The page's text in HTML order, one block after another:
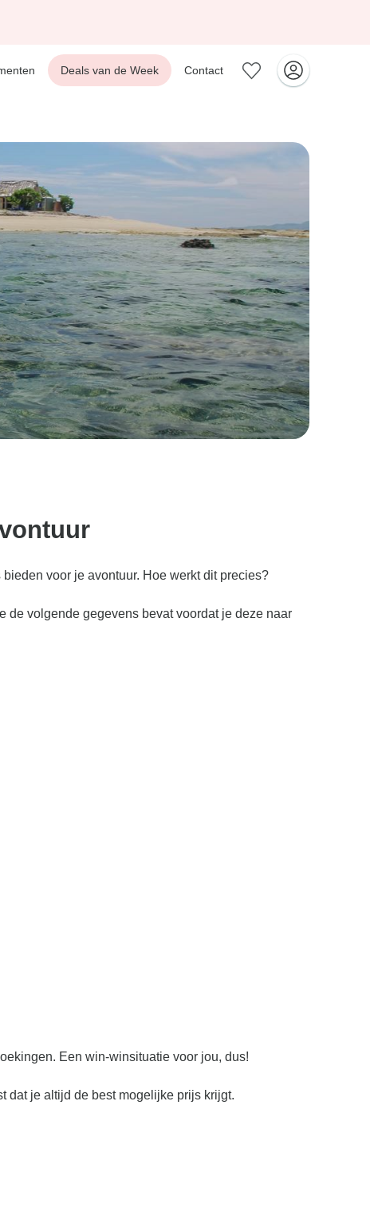
Deals van de Week Contact
voor je avontuur. Hoe werkt dit precies?
de volgende gegevens bevat voordat je deze naar
Een win-winsituatie voor jou, dus!
dat je altijd de best mogelijke prijs krijgt.